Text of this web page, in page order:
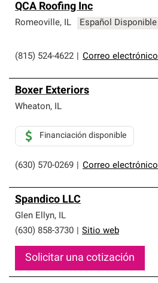
QCA Roofing Inc
Romeoville, IL Español Disponible
(815) 524-4622 Correo electrónico
Boxer Exteriors
Wheaton, IL
(630) 570-0269 Correo electrónico
Financiación disponible
Spandico LLC
Glen Ellyn, IL
(630) 858-3730
Sitio web
Solicitar una cotización